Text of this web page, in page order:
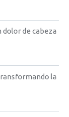
dolor de cabeza
la